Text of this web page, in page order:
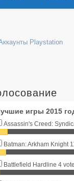
игры 2015
Assassin's Creed:
Batman: Arkham Knight
Battlefield Hardline 4